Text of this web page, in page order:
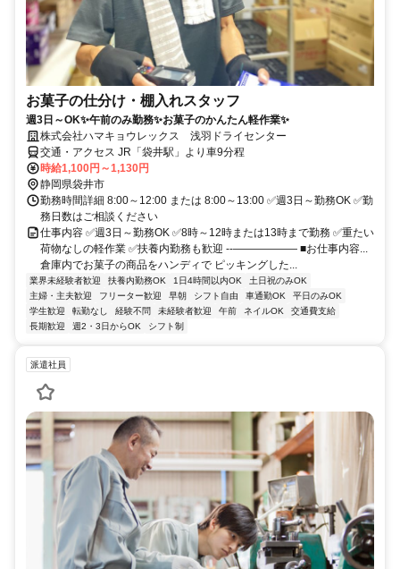
お菓子の仕分け・棚入れスタッフ
週3日～OK✨午前のみ勤務✨お菓子のかんたん軽作業✨
株式会社ハマキョウレックス 浅羽ドライセンター
交通・アクセス JR「袋井駅」より車9分程
時給1,100円～1,130円
静岡県袋井市
勤務時間詳細 8:00～12:00 または 8:00～13:00 ✅週3日～勤務OK ✅勤
務日数はご相談ください
仕事内容 ✅週3日～勤務OK ✅8時～12時または13時まで勤務 ✅重たい
荷物なしの軽作業 ✅扶養内勤務も歓迎 ‐‐―――――― ■お仕事内容...
倉庫内でお菓子の商品をハンディで ピッキングした...
業界未経験者歓迎 扶養内勤務OK 1日4時間以内OK
土日祝のみOK
主婦・主夫歓迎
フリーター歓迎 早朝 シフト自由 車通勤OK
平日のみOK
学生歓迎
転勤なし 経験不問 未経験者歓迎 午前 ネイルOK
交通費支給
長期歓迎
週2・3日からOK シフト制
派遣社員